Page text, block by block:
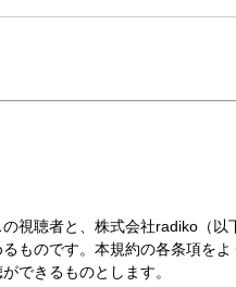
『Ryuichi Sakamoto: Diaries』でプ
自動測定するアプリとは？株式会社